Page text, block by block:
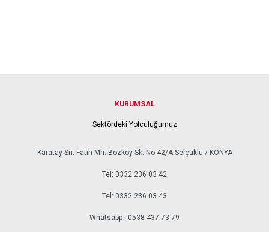
KURUMSAL
Sektördeki Yolculuğumuz
Karatay Sn. Fatih Mh. Bozköy Sk. No:42/A Selçuklu / KONYA
Tel: 0332 236 03 42
Tel: 0332 236 03 43
Whatsapp : 0538 437 73 79